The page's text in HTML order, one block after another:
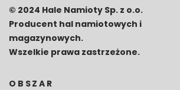
© 2024 Hale Namioty Sp. z o.o.
Producent hal namiotowych i
magazynowych.
Wszelkie prawa zastrzeżone.
OBSZAR